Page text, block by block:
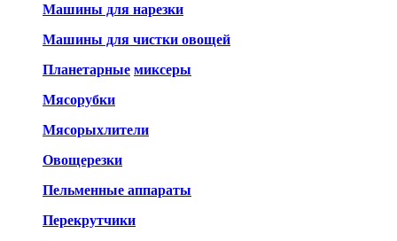
Машины для нарезки
Машины для чистки овощей
Планетарные миксеры
Мясорубки
Мясорыхлители
Овощерезки
Пельменные аппараты
Перекрутчики